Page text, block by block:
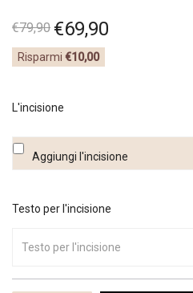
€79,90 €69,90
Risparmi €10,00
L'incisione
Aggiungi l'incisione
Testo per l'incisione